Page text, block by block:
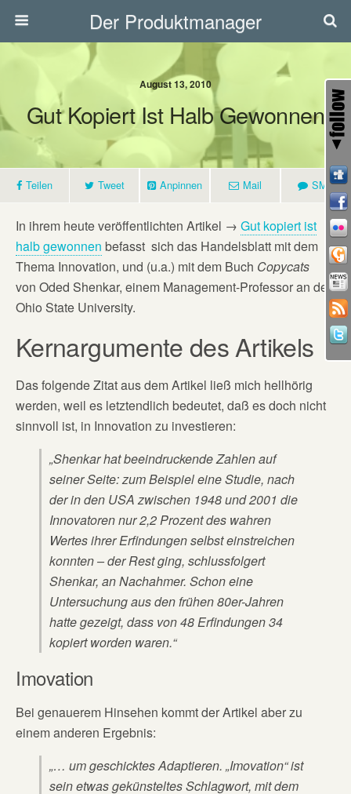
Der Produktmanager
August 13, 2010
Gut Kopiert Ist Halb Gewonnen
Teilen Tweet Anpinnen Mail SMS
In ihrem heute veröffentlichten Artikel → Gut kopiert ist
halb gewonnen befasst sich das Handelsblatt mit dem
Thema Innovation, und (u.a.) mit dem Buch Copycats
von Oded Shenkar, einem Management-Professor an der
Ohio State University.
Kernargumente des Artikels
Das folgende Zitat aus dem Artikel ließ mich hellhörig
werden, weil es letztendlich bedeutet, daß es doch nicht
sinnvoll ist, in Innovation zu investieren:
„Shenkar hat beeindruckende Zahlen auf
seiner Seite: zum Beispiel eine Studie, nach
der in den USA zwischen 1948 und 2001 die
Innovatoren nur 2,2 Prozent des wahren
Wertes ihrer Erfindungen selbst einstreichen
konnten – der Rest ging, schlussfolgert
Shenkar, an Nachahmer. Schon eine
Untersuchung aus den frühen 80er-Jahren
hatte gezeigt, dass von 48 Erfindungen 34
kopiert worden waren.“
Imovation
Bei genauerem Hinsehen kommt der Artikel aber zu
einem anderen Ergebnis:
„… um geschicktes Adaptieren. „Imovation“ ist
sein etwas gekünsteltes Schlagwort, mit dem